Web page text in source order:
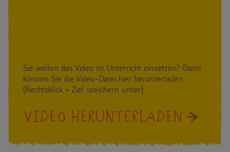
Sie wollen das Video im Unterricht einsetzen? Dann
können Sie die Video-Datei hier herunterladen
(Rechtsklick + Ziel speichern unter):
VIDEO HERUNTERLADEN